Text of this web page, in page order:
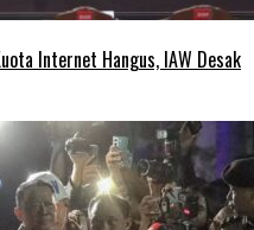
Internet Hangus, IAW Desak